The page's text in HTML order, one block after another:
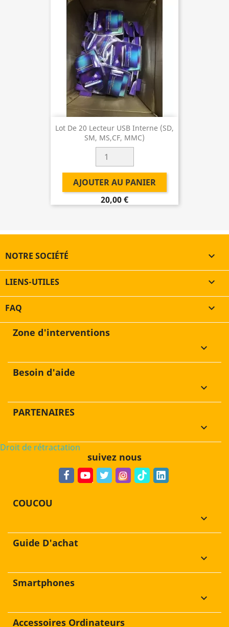
Lot De 20 Lecteur USB Interne (SD,
SM, MS,CF, MMC)
AJOUTER AU PANIER
20,00 €
NOTRE SOCIÉTÉ 
LIENS-UTILES 
FAQ

Zone d'interventions
keyboard_arrow_down
Besoin d'aide
keyboard_arrow_down
PARTENAIRES
keyboard_arrow_down
Droit de rétractation
suivez nous
COUCOU
keyboard_arrow_down
Guide D'achat
keyboard_arrow_down
Smartphones
keyboard_arrow_down
Accessoires Ordinateurs